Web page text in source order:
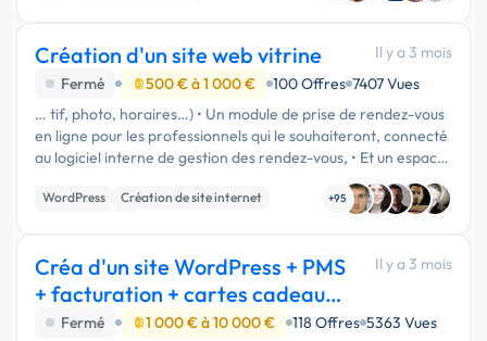
Création d'un site web vitrine
Il y a 3 mois
Fermé
500 € à 1 000 € 100 Offres 7407 Vues
… tif, photo, horaires…) • Un module de prise de rendez-vous
en ligne pour les professionnels qui le souhaiteront, connecté
au logiciel interne de gestion des rendez-vous, • Et un espace
de connexion réservé uniquement l’équipe des professionnels
…WordPress
Création de site internet
+95
Créa d'un site WordPress + PMS
+ facturation + cartes cadeaux
(gîte)
Il y a 3 mois
Fermé 1 000 € à 10 000 € 118 Offres 5363 Vues